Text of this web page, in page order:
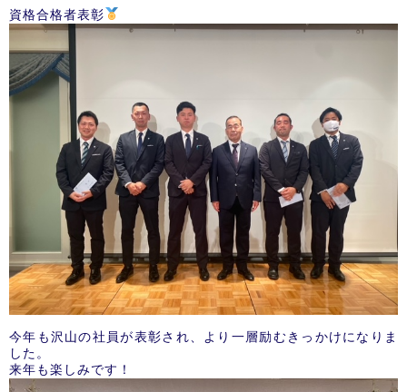
資格合格者表彰
今年も沢山の社員が表彰され、より一層励むきっかけになりま
した。
来年も楽しみです！